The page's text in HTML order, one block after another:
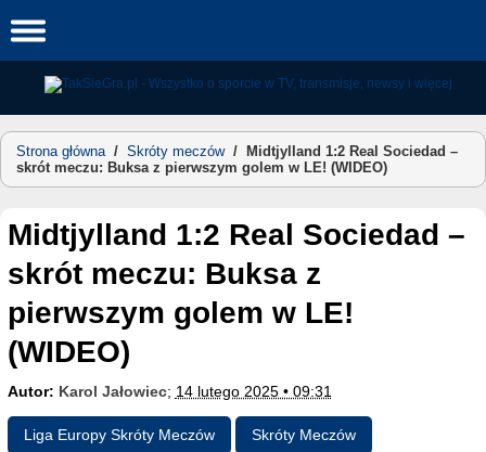
to
Strona główna/ Skróty meczów/
Midtjylland 1:2 Real Sociedad –
skrót meczu: Buksa z pierwszym golem w LE! (WIDEO)
Midtjylland 1:2 Real Sociedad –
skrót meczu: Buksa z
pierwszym golem w LE!
(WIDEO)
Autor: Karol Jałowiec; 14 lutego 2025 • 09:31
Liga Europy Skróty Meczów Skróty Meczów